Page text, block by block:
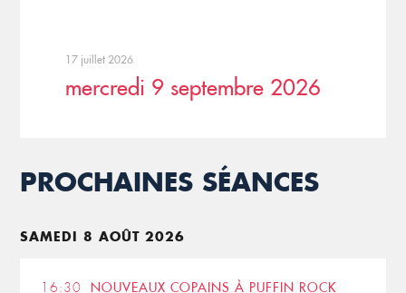
17 juillet 2026
mercredi 9 septembre 2026
PROCHAINES SÉANCES
SAMEDI 8 AOÛT 2026
16:30 NOUVEAUX COPAINS À PUFFIN ROCK